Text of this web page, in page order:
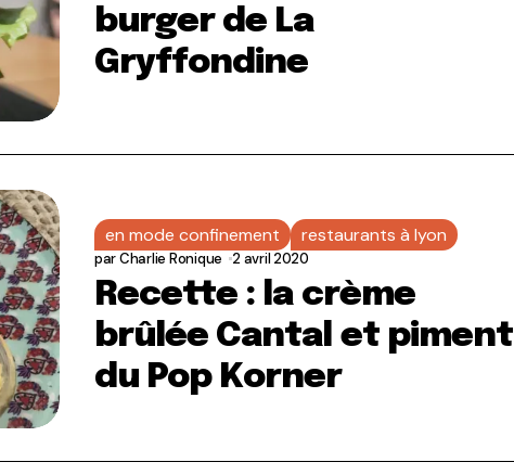
burger de La
Gryffondine
en mode confinement restaurants à lyon
parCharlie Ronique 2 avril 2020
Recette : la crème
brûlée Cantal et piment
du Pop Korner